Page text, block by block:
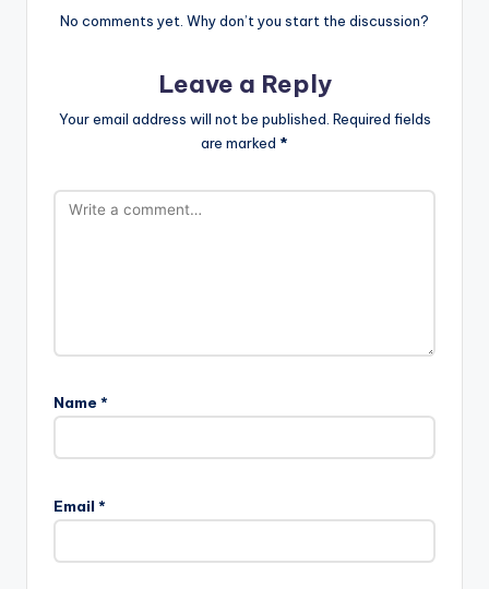
No comments yet. Why don’t you start the discussion?
Leave a Reply
Your email address will not be published. Required fields
are marked *
Name *
Email *